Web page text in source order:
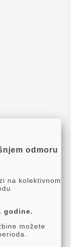
odmoru
na kolektivnom
godine.
možete